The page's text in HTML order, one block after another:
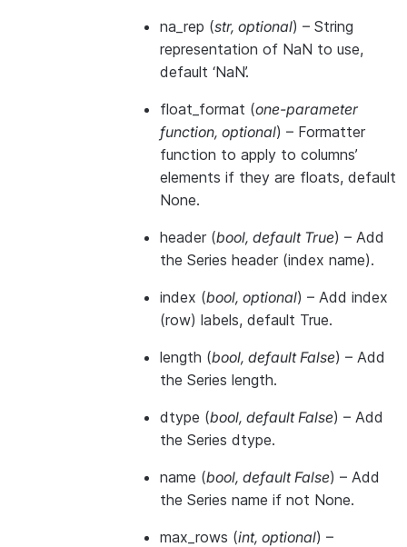
na_rep (str, optional) – String
representation of NaN to use,
default ‘NaN’.
float_format (one-parameter
function, optional) – Formatter
function to apply to columns’
elements if they are floats, default
None.
header (bool, default True) – Add
the Series header (index name).
index (bool, optional) – Add index
(row) labels, default True.
length (bool, default False) – Add
the Series length.
dtype (bool, default False) – Add
the Series dtype.
name (bool, default False) – Add
the Series name if not None.
max_rows (int, optional) –